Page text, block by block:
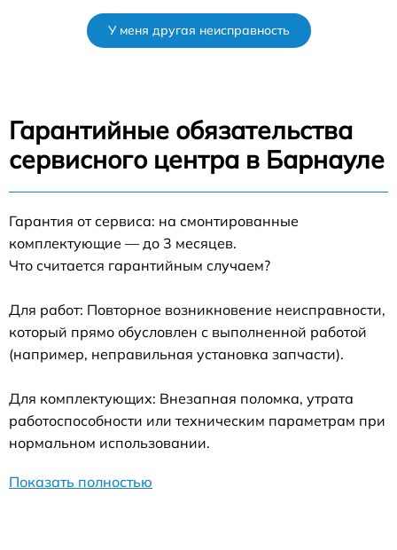
У меня другая неисправность
Гарантийные обязательства
сервисного центра в Барнауле
Гарантия от сервиса: на смонтированные
комплектующие — до 3 месяцев.
Что считается гарантийным случаем?
Для работ: Повторное возникновение неисправности,
который прямо обусловлен с выполненной работой
(например, неправильная установка запчасти).
Для комплектующих: Внезапная поломка, утрата
работоспособности или техническим параметрам при
нормальном использовании.
Показать полностью